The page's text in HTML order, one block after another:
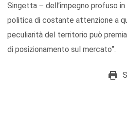
Singetta – dell’impegno profuso
politica di costante attenzione a
peculiarità del territorio può
di posizionamento sul mercato”.